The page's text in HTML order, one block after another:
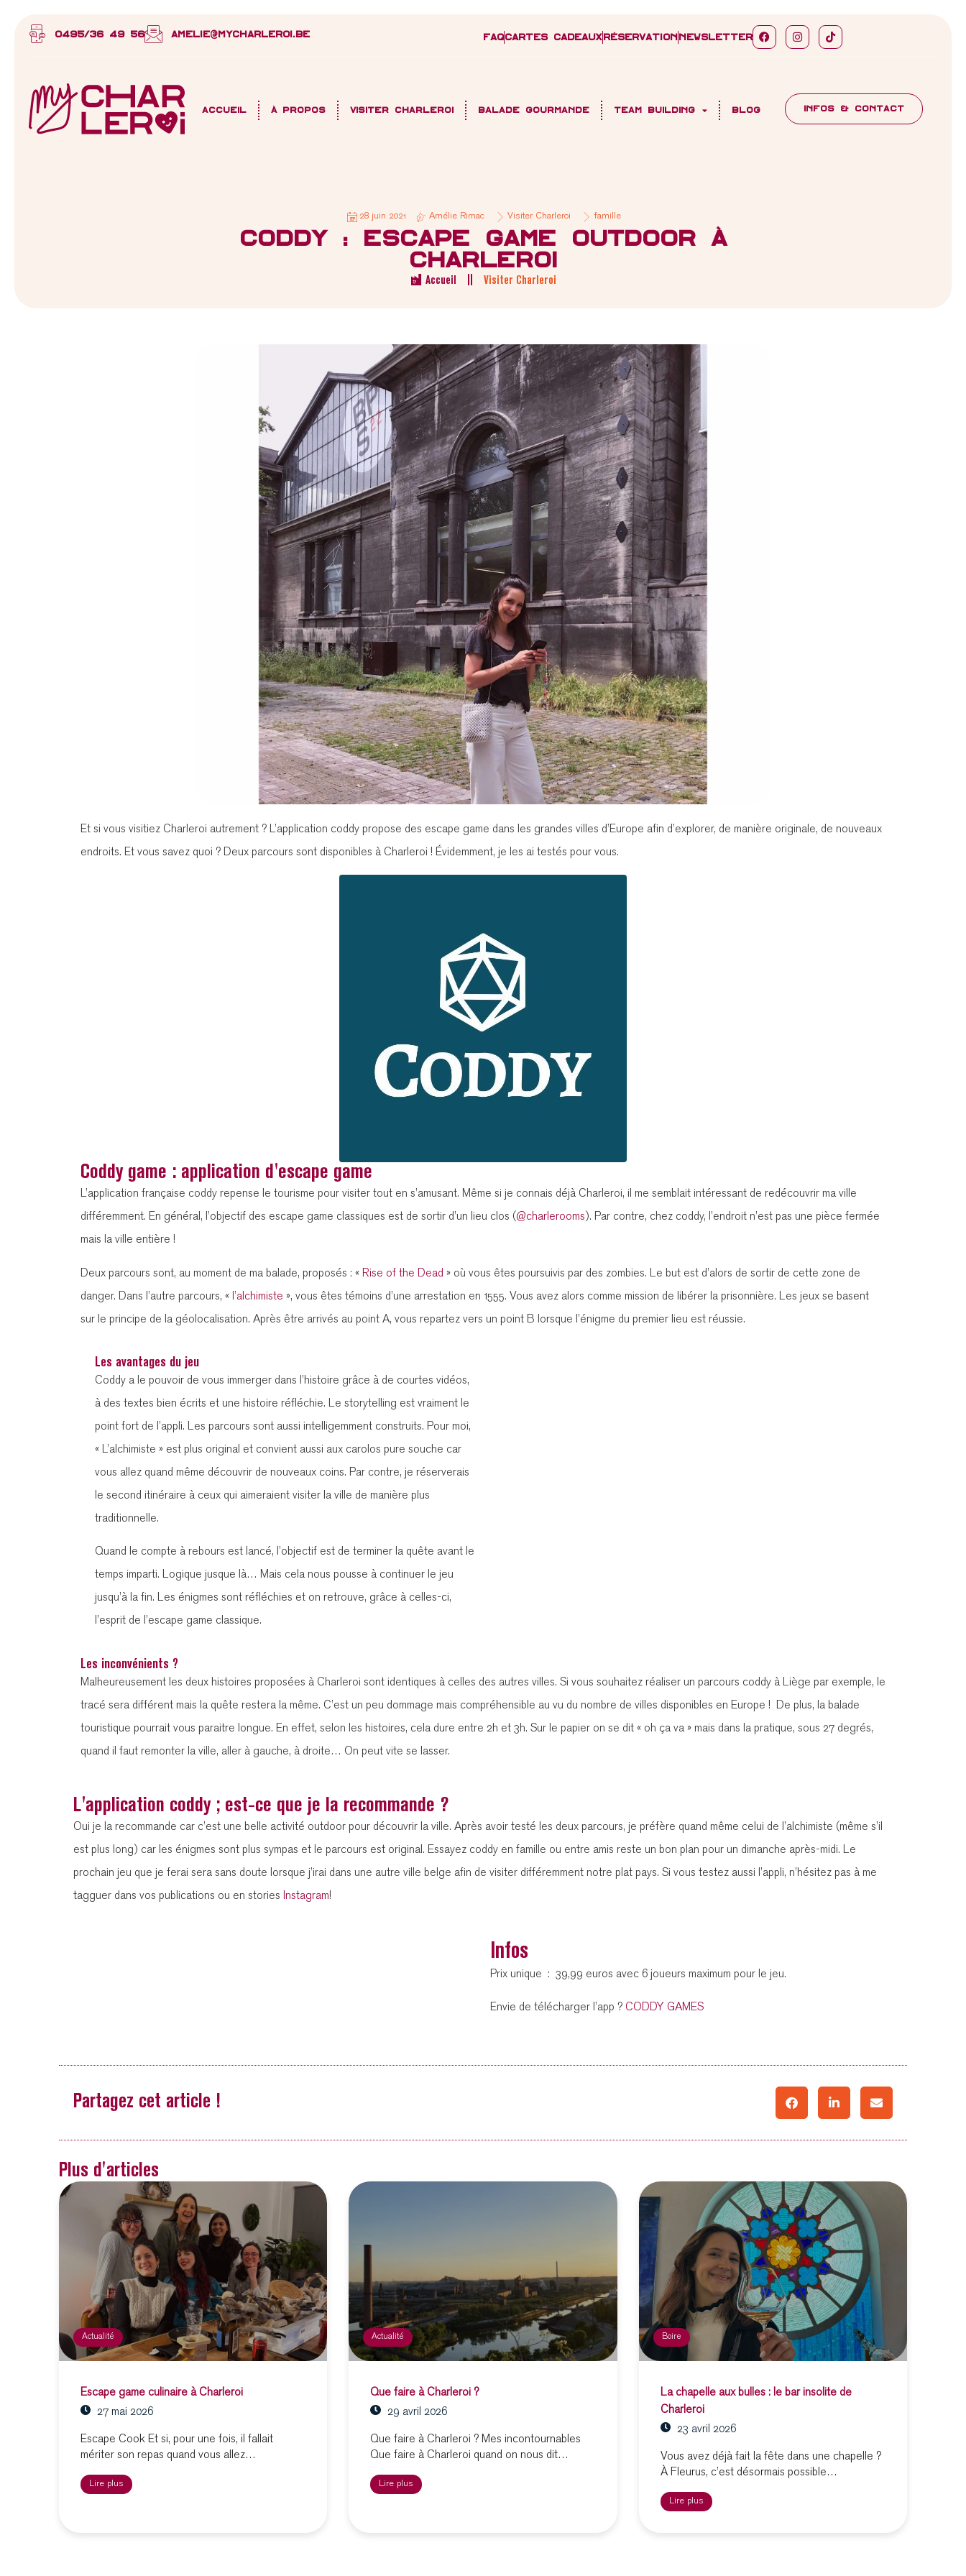
0495/36 49 56 amelie@mycharleroi.be FAQ Cartes cadeaux Réservation Newsletter
Accueil À propos Visiter Charleroi Balade gourmande Team building Blog INFOS & CONTACT
28 juin 2021 Amélie Rimac Visiter Charleroi famille
Coddy : escape game outdoor à
Charleroi
Accueil Visiter Charleroi
Et si vous visitiez Charleroi autrement ? L’application coddy propose des escape game dans les grandes villes d’Europe afin d’explorer, de manière originale, de nouveaux
endroits. Et vous savez quoi ? Deux parcours sont disponibles à Charleroi ! Évidemment, je les ai testés pour vous.
Coddy game : application d'escape game
L’application française coddy repense le tourisme pour visiter tout en s’amusant. Même si je connais déjà Charleroi, il me semblait intéressant de redécouvrir ma ville
différemment. En général, l’objectif des escape game classiques est de sortir d’un lieu clos (@charlerooms ). Par contre, chez coddy, l’endroit n’est pas une pièce fermée
mais la ville entière !
Deux parcours sont, au moment de ma balade, proposés : « Rise of the Dead » où vous êtes poursuivis par des zombies. Le but est d’alors de sortir de cette zone de
danger. Dans l’autre parcours, « l’alchimiste », vous êtes témoins d’une arrestation en 1555. Vous avez alors comme mission de libérer la prisonnière. Les jeux se basent
sur le principe de la géolocalisation. Après être arrivés au point A, vous repartez vers un point B lorsque l’énigme du premier lieu est réussie.
Les avantages du jeu
Coddy a le pouvoir de vous immerger dans l’histoire grâce à de courtes vidéos,
à des textes bien écrits et une histoire réfléchie. Le storytelling est vraiment le
point fort de l’appli. Les parcours sont aussi intelligemment construits. Pour moi,
« L’alchimiste » est plus original et convient aussi aux carolos pure souche car
vous allez quand même découvrir de nouveaux coins. Par contre, je réserverais
le second itinéraire à ceux qui aimeraient visiter la ville de manière plus
traditionnelle.
Quand le compte à rebours est lancé, l’objectif est de terminer la quête avant le
temps imparti. Logique jusque là… Mais cela nous pousse à continuer le jeu
jusqu’à la fin. Les énigmes sont réfléchies et on retrouve, grâce à celles-ci,
l’esprit de l’escape game classique.
Les inconvénients ?
Malheureusement les deux histoires proposées à Charleroi sont identiques à celles des autres villes. Si vous souhaitez réaliser un parcours coddy à Liège par exemple, le
tracé sera différent mais la quête restera la même. C’est un peu dommage mais compréhensible au vu du nombre de villes disponibles en Europe ! De plus, la balade
touristique pourrait vous paraitre longue. En effet, selon les histoires, cela dure entre 2h et 3h. Sur le papier on se dit « oh ça va » mais dans la pratique, sous 27 degrés,
quand il faut remonter la ville, aller à gauche, à droite… On peut vite se lasser.
L'application coddy ; est-ce que je la recommande ?
Oui je la recommande car c’est une belle activité outdoor pour découvrir la ville. Après avoir testé les deux parcours, je préfère quand même celui de l’alchimiste (même s’il
est plus long) car les énigmes sont plus sympas et le parcours est original. Essayez coddy en famille ou entre amis reste un bon plan pour un dimanche après-midi. Le
prochain jeu que je ferai sera sans doute lorsque j’irai dans une autre ville belge afin de visiter différemment notre plat pays. Si vous testez aussi l’appli, n’hésitez pas à me
tagguer dans vos publications ou en stories Instagram!
Infos
Prix unique : 39,99 euros avec 6 joueurs maximum pour le jeu.
Envie de télécharger l’app ? CODDY GAMES
Partagez cet article !
Plus d'articles
Actualité
Escape game culinaire à Charleroi
27 mai 2026
Escape Cook Et si, pour une fois, il fallait
mériter son repas quand vous allez…
Lire plus
Actualité
Que faire à Charleroi ?
29 avril 2026
Que faire à Charleroi ? Mes incontournables
Que faire à Charleroi quand on nous dit…
Lire plus
Boire
La chapelle aux bulles : le bar insolite de
Charleroi
23 avril 2026
Vous avez déjà fait la fête dans une chapelle ?
À Fleurus, c’est désormais possible…
Lire plus